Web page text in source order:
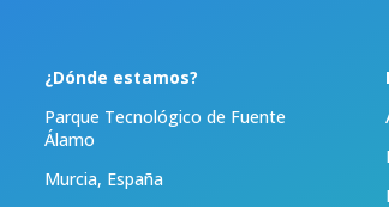
¿Dónde estamos?
Parque Tecnológico de Fuente
Álamo
Murcia, España